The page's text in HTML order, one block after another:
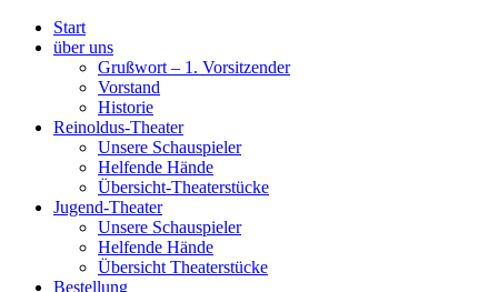
Start
über uns
Grußwort – 1. Vorsitzender
Vorstand
Historie
Reinoldus-Theater
Unsere Schauspieler
Helfende Hände
Übersicht-Theaterstücke
Jugend-Theater
Unsere Schauspieler
Helfende Hände
Übersicht Theaterstücke
Bestellung